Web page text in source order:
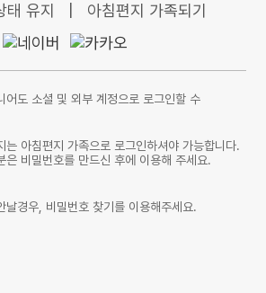
태 유지 아침편지 가족되기
어도 소셜 및 외부 계정으로 로그인할 수
는 아침편지 가족으로 로그인하셔야 가능합니다.
은 비밀번호를 만드신 후에 이용해 주세요.
날경우, 비밀번호 찾기를 이용해주세요.